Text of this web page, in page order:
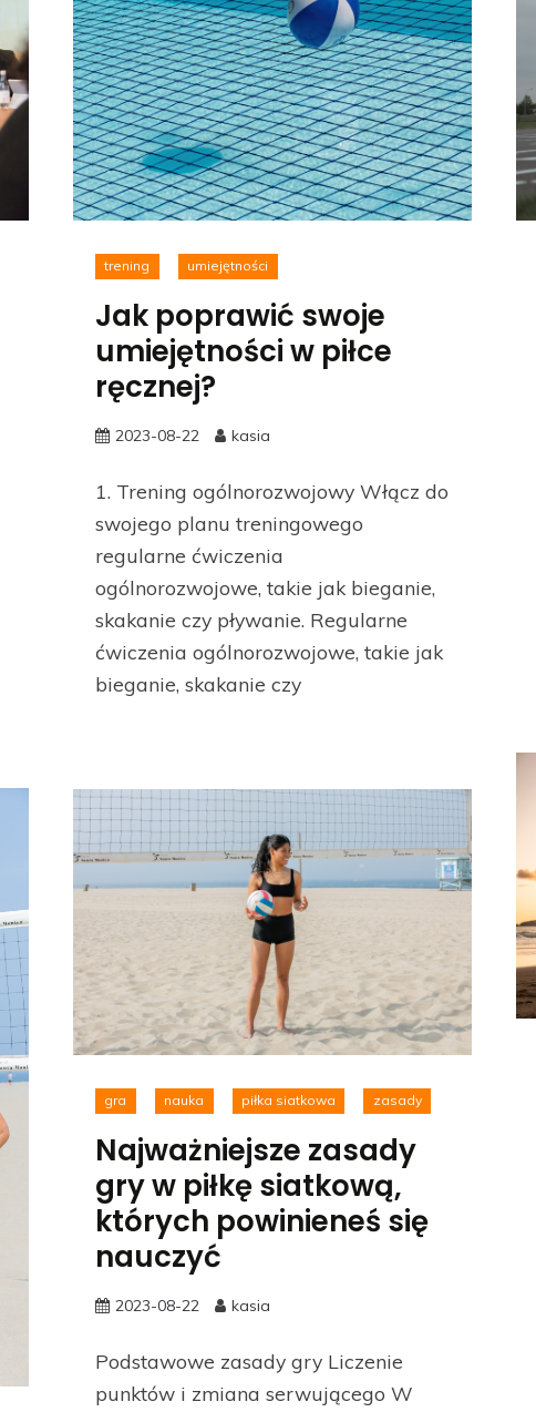
trening umiejętności
Jak poprawić swoje
umiejętności w piłce
ręcznej?
2023-08-22 kasia
1. Trening ogólnorozwojowy Włącz do
swojego planu treningowego
regularne ćwiczenia
ogólnorozwojowe, takie jak bieganie,
skakanie czy pływanie. Regularne
ćwiczenia ogólnorozwojowe, takie jak
bieganie, skakanie czy
gra nauka piłka siatkowa zasady
Najważniejsze zasady
gry w piłkę siatkową,
których powinieneś się
nauczyć
2023-08-22 kasia
Podstawowe zasady gry Liczenie
punktów i zmiana serwującego W